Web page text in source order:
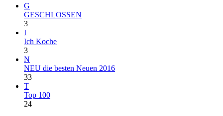
G
GESCHLOSSEN
3
I
Ich Koche
3
N
NEU die besten Neuen 2016
33
T
Top 100
24